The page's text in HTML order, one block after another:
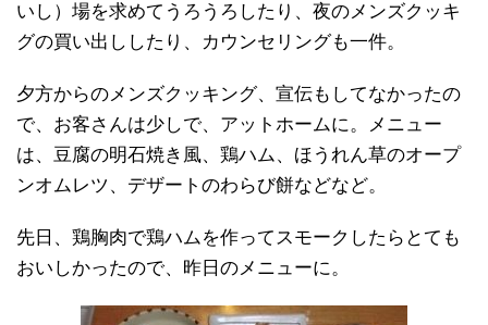
いし）場を求めてうろうろしたり、夜のメンズクッキ
グの買い出ししたり、カウンセリングも一件。
夕方からのメンズクッキング、宣伝もしてなかったの
で、お客さんは少しで、アットホームに。メニュー
は、豆腐の明石焼き風、鶏ハム、ほうれん草のオープ
ンオムレツ、デザートのわらび餅などなど。
先日、鶏胸肉で鶏ハムを作ってスモークしたらとても
おいしかったので、昨日のメニューに。